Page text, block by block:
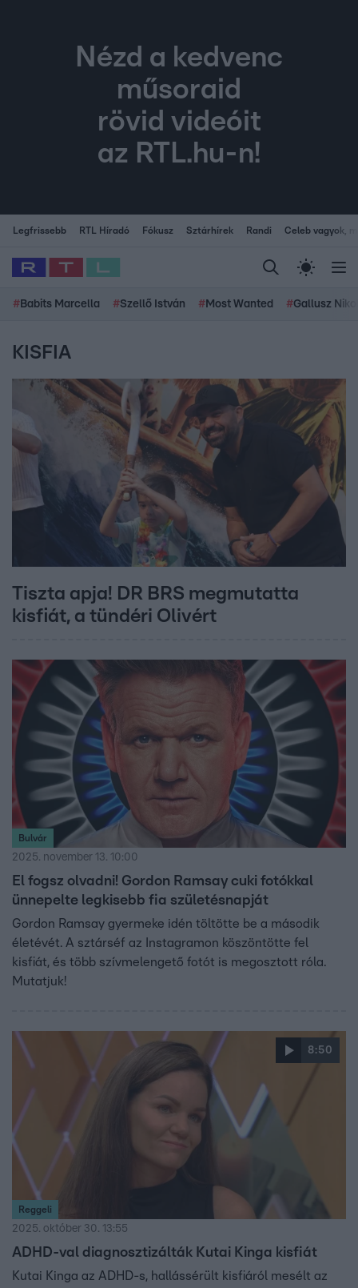
Nézd a kedvenc
műsoraid
rövid videóit
az RTL.hu-n!
Legfrissebb RTL Híradó Fókusz Sztárhírek Randi Celeb vagyok,
# Babits Marcella #Szellő István # Most Wanted #Gallusz
KISFIA
Tiszta apja! DR BRS megmutatta
kisfiát, a tündéri Olivért
Bulvár
2025. november 13. 10:00
El fogsz olvadni! Gordon Ramsay cuki fotókkal
ünnepelte legkisebb fia születésnapját
Gordon Ramsay gyermeke idén töltötte be a második
életévét. A sztárséf az Instagramon köszöntötte fel
kisfiát, és több szívmelengető fotót is megosztott róla.
Mutatjuk!
8:50
Reggeli
2025. október 30. 13:55
ADHD-val diagnosztizálták Kutai Kinga kisfiát
Kutai Kinga az ADHD-s, hallássérült kisfiáról mesélt az